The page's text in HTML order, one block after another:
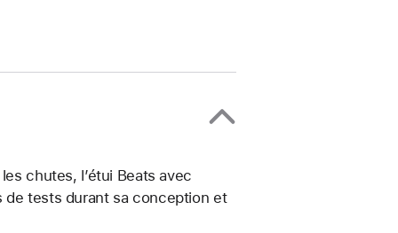
chutes, l’étui Beats avec
de tests durant sa conception et